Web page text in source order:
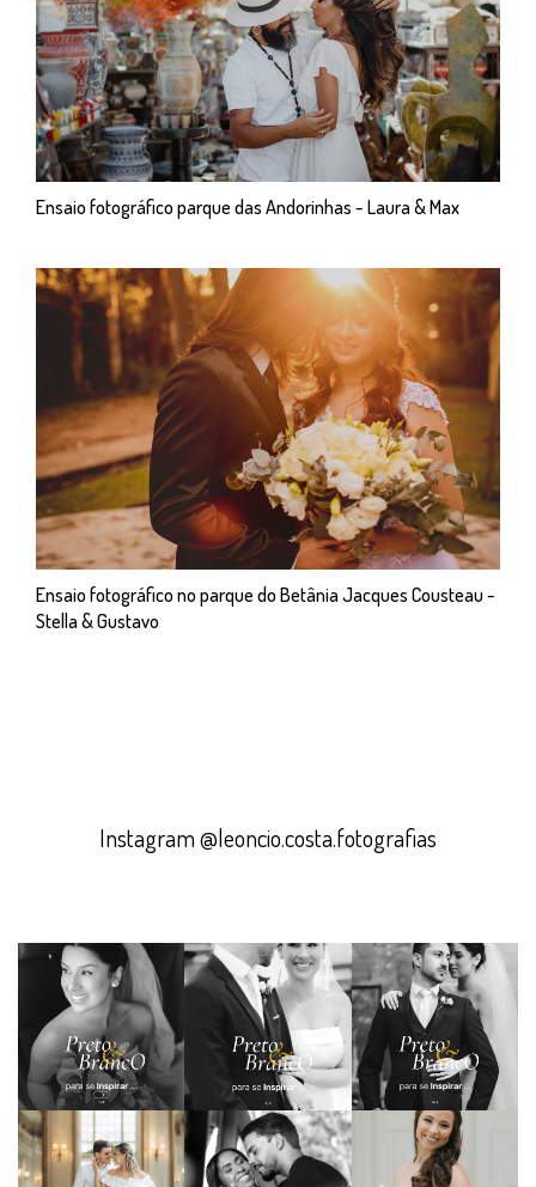
Ensaio fotográfico parque das Andorinhas - Laura & Max
Ensaio fotográfico no parque do Betânia Jacques Cousteau -
Stella & Gustavo
Instagram @leoncio.costa.fotografias